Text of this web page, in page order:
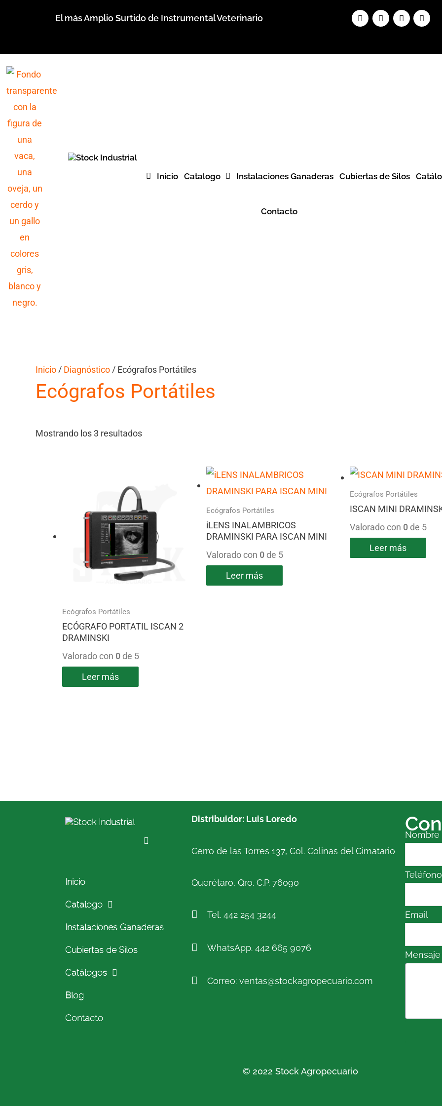
El más Amplio Surtido de Instrumental Veterinario FacebookInstagram
Whatsapp
Inicio Catalogo Instalaciones Ganaderas Cubiertas de Silos
Contacto
Inicio / Diagnóstico / Ecógrafos Portátiles
Ecógrafos Portátiles
Mostrando los 3 resultados
Ecógrafos Portátiles
ECÓGRAFO PORTATIL ISCAN 2
DRAMINSKI
Valorado con 0 de 5
Leer más
Ecógrafos Portátiles
iLENS INALAMBRICOS
DRAMINSKI PARA ISCAN MINI
Valorado con 0de 5
Leer más
Ecógrafos Portátiles
ISCAN MINI
Valorado con 0 de 5
Leer más
Inicio
Catalogo
Instalaciones Ganaderas
Cubiertas de Silos
Catálogos
Blog
Contacto
Distribuidor: Luis Loredo
Cerro de las Torres 137, Col. Colinas del Cimatario
Querétaro, Qro. C.P. 76090
Tel. 442 254 3244
WhatsApp. 442 665 9076
Correo: ventas@stockagropecuario.com
Nombre
Teléfono
Email
Mensaje
© 2022 Stock Agropecuario